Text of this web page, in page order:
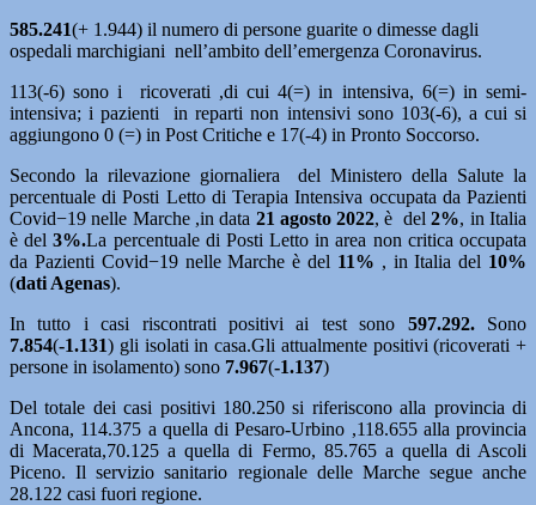
585.241(+ 1.944) il numero di persone guarite o dimesse dagli
ospedali marchigiani nell’ambito dell’emergenza Coronavirus.
113(-6) sono i ricoverati ,di cui 4(=) in intensiva, 6(=) in semi-
intensiva; i pazienti in reparti non intensivi sono 103(-6), a cui si
aggiungono 0 (=) in Post Critiche e 17(-4) in Pronto Soccorso.
Secondo la rilevazione giornaliera del Ministero della Salute la
percentuale di Posti Letto di Terapia Intensiva occupata da Pazienti
Covid−19 nelle Marche ,in data 21 agosto 2022, è del2%, in Italia
è del3%.La percentuale di Posti Letto in area non critica occupata
da Pazienti Covid−19 nelle Marche è del 11% , in Italia del 10%
(dati Agenas).
In tutto i casi riscontrati positivi ai test sono 597.292. Sono
7.854(-1.131) gli isolati in casa.Gli attualmente positivi (ricoverati +
persone in isolamento) sono 7.967(-1.137)
Del totale dei casi positivi 180.250 si riferiscono alla provincia di
Ancona, 114.375 a quella di Pesaro-Urbino ,118.655 alla provincia
di Macerata,70.125 a quella di Fermo, 85.765 a quella di Ascoli
Piceno. Il servizio sanitario regionale delle Marche segue anche
28.122 casi fuori regione.